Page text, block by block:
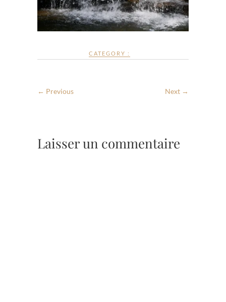
CATEGORY :
← Previous Next →
Laisser un commentaire